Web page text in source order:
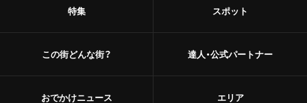
特集
この街どんな街？
おでかけニュース
スポット
達人・公式パートナー
エリア